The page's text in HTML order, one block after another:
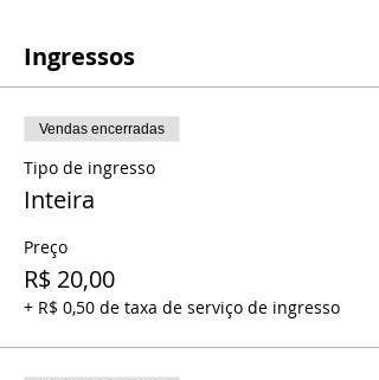
Ingressos
Vendas encerradas
Tipo de ingresso
Inteira
Preço
R$ 20,00
+ R$ 0,50 de taxa de serviço de ingresso